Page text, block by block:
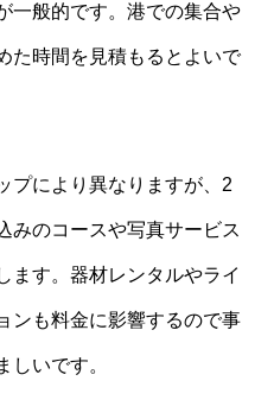
一般的です。港での集合や
た時間を見積もるとよいで
プにより異なりますが、2
みのコースや写真サービス
ます。器材レンタルやライ
ンも料金に影響するので事
しいです。